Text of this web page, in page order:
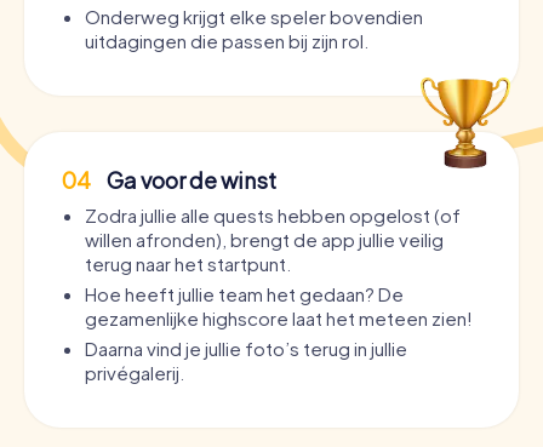
Onderweg krijgt elke speler bovendien
uitdagingen die passen bij zijn rol.
04 Ga voor de winst
Zodra jullie alle quests hebben opgelost (of
willen afronden), brengt de app jullie veilig
terug naar het startpunt.
Hoe heeft jullie team het gedaan? De
gezamenlijke highscore laat het meteen zien!
Daarna vind je jullie foto’s terug in jullie
privégalerij.